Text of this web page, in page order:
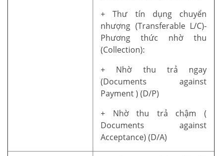
+ Thư tín dụng chuyển
nhượng (Transferable L/C)-
Phương thức nhờ thu
(Collection):
+ Nhờ thu trả ngay
(Documents against
Payment ) (D/P)
+ Nhờ thu trả chậm (
Documents against
Acceptance) (D/A)